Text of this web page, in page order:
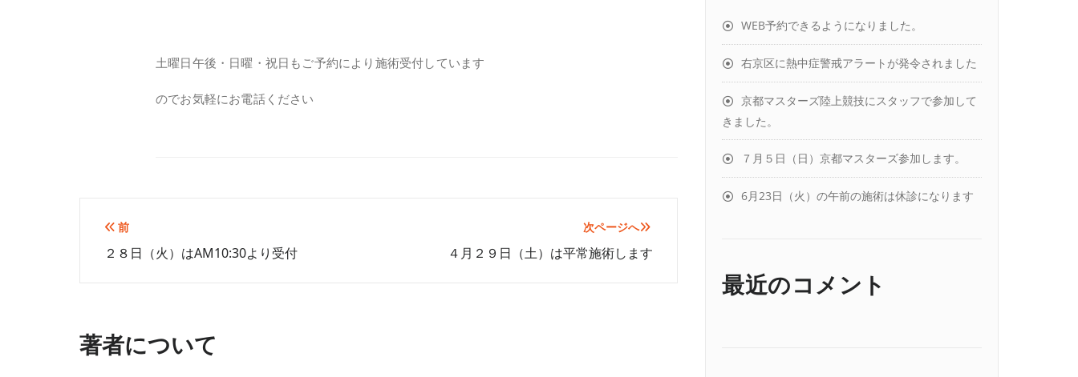
土曜日午後・日曜・祝日もご予約により施術受付しています
のでお気軽にお電話ください
投
稿
ビ
ゲ
前
２８日（火）はAM10:30より受付
次ページへ
４月２９日（土）は平常施術します
著者について
WEB予約できるようになりました。
右京区に熱中症警戒アラートが発令されました
京都マスターズ陸上競技にスタッフで参加して
きました。
７月５日（日）京都マスターズ参加します。
6月23日（火）の午前の施術は休診になります
最近のコメント